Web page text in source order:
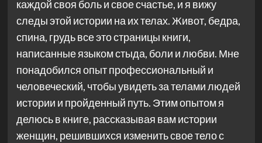
каждой своя боль и свое счастье, и я вижу
следы этой истории на их телах. Живот, бедра,
спина, грудь все это страницы книги,
написанные языком стыда, боли и любви. Мне
понадобился опыт профессиональный и
человеческий, чтобы увидеть за телами людей
истории и пройденный путь. Этим опытом я
делюсь в книге, рассказывая вам истории
женщин, решившихся изменить свое тело с